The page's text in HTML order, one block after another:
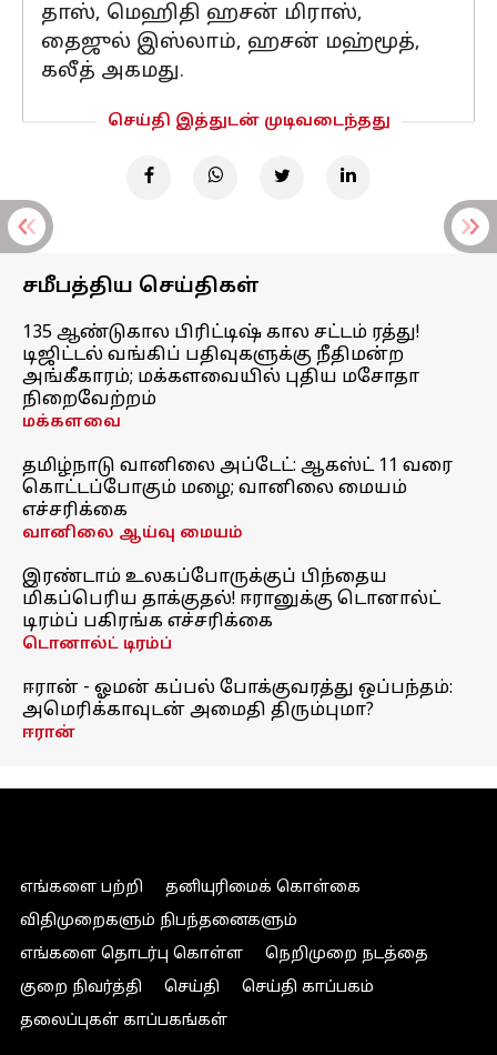
தாஸ், மெஹிதி ஹசன் மிராஸ்,
தைஜுல் இஸ்லாம், ஹசன் மஹ்மூத்,
கலீத் அகமது.
செய்தி இத்துடன் முடிவடைந்தது
சமீபத்திய செய்திகள்
135 ஆண்டுகால பிரிட்டிஷ் கால சட்டம் ரத்து!
டிஜிட்டல் வங்கிப் பதிவுகளுக்கு நீதிமன்ற
அங்கீகாரம்; மக்களவையில் புதிய மசோதா
நிறைவேற்றம்
மக்களவை
தமிழ்நாடு வானிலை அப்டேட்: ஆகஸ்ட் 11 வரை
கொட்டப்போகும் மழை; வானிலை மையம்
எச்சரிக்கை
வானிலை ஆய்வு மையம்
இரண்டாம் உலகப்போருக்குப் பிந்தைய
மிகப்பெரிய தாக்குதல்! ஈரானுக்கு டொனால்ட்
டிரம்ப் பகிரங்க எச்சரிக்கை
டொனால்ட் டிரம்ப்
ஈரான் - ஓமன் கப்பல் போக்குவரத்து ஒப்பந்தம்:
அமெரிக்காவுடன் அமைதி திரும்புமா?
ஈரான்
எங்களை பற்றி
தனியுரிமைக் கொள்கை
விதிமுறைகளும் நிபந்தனைகளும்
எங்களை தொடர்பு கொள்ள
நெறிமுறை நடத்தை
குறை நிவர்த்தி
செய்தி
செய்தி காப்பகம்
தலைப்புகள் காப்பகங்கள்